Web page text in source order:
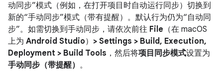
动同步”模式（例如，在打开项目时自动运行同步）切换到
新的“手动同步”模式（带有提醒）。默认行为仍为“自动同
步”。如需切换到手动同步，请依次前往 File （在 macOS
上为 Android Studio） > Settings > Build, Execution,
Deployment > Build Tools ，然后将项目同步模式设置为
手动同步（带提醒） 。